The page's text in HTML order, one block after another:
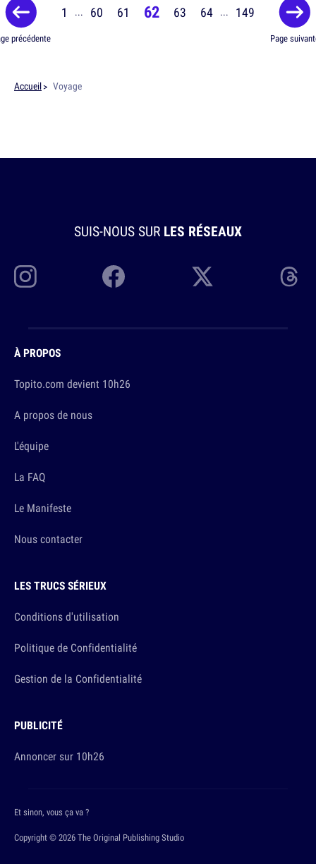
précédente
1 ... 60 61 62 63 64 ... 149
Page
Accueil Voyage
SUIS-NOUS SUR LES RÉSEAUX
À PROPOS
Topito.com devient 10h26
A propos de nous
L'équipe
La FAQ
Le Manifeste
Nous contacter
LES TRUCS SÉRIEUX
Conditions d'utilisation
Politique de Confidentialité
Gestion de la Confidentialité
PUBLICITÉ
Annoncer sur 10h26
Copyright © 2026 The Original Publishing Studio
Et sinon, vous ça va ?